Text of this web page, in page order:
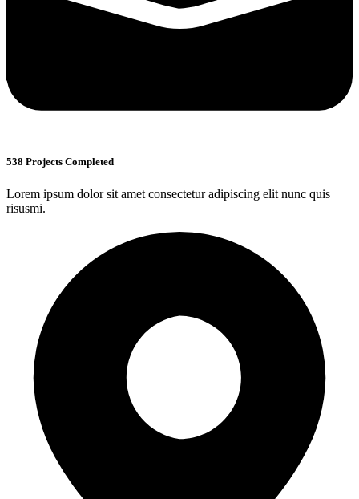
538 Projects Completed
Lorem ipsum dolor sit amet consectetur adipiscing elit nunc quis
risusmi.